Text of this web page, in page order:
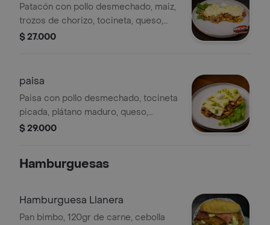
Patacón con pollo desmechado, maiz,
trozos de chorizo, tocineta, queso,
huevo de codorniz, tostacos, salsas.
$ 27.000
paisa
Paisa con pollo desmechado, tocineta
picada, plátano maduro, queso,
aguacate, huevo de codorniz y salsa.
$ 29.000
Hamburguesas
Hamburguesa Llanera
Pan bimbo, 120gr de carne, cebolla